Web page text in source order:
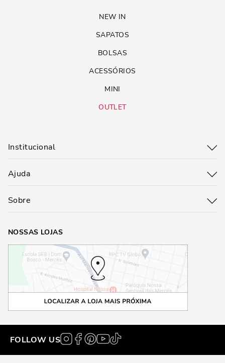
NEW IN
SAPATOS
BOLSAS
ACESSÓRIOS
MINI
OUTLET
Institucional
Ajuda
Sobre
NOSSAS LOJAS
FOLLOW US